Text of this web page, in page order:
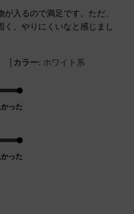
入るので満足です。ただ、
、やりにくいなと感じまし
| カラー: ホワイト系
った
った